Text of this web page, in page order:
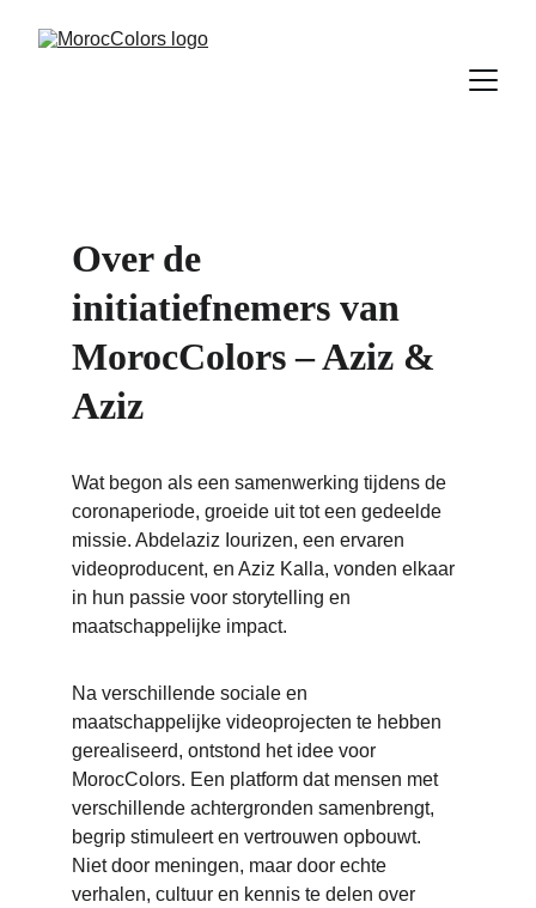
Over de
initiatiefnemers van
MorocColors – Aziz &
Aziz
Wat begon als een samenwerking tijdens de
coronaperiode, groeide uit tot een gedeelde
missie. Abdelaziz Iourizen, een ervaren
videoproducent, en Aziz Kalla, vonden elkaar
in hun passie voor storytelling en
maatschappelijke impact.
Na verschillende sociale en
maatschappelijke videoprojecten te hebben
gerealiseerd, ontstond het idee voor
MorocColors. Een platform dat mensen met
verschillende achtergronden samenbrengt,
begrip stimuleert en vertrouwen opbouwt.
Niet door meningen, maar door echte
verhalen, cultuur en kennis te delen over